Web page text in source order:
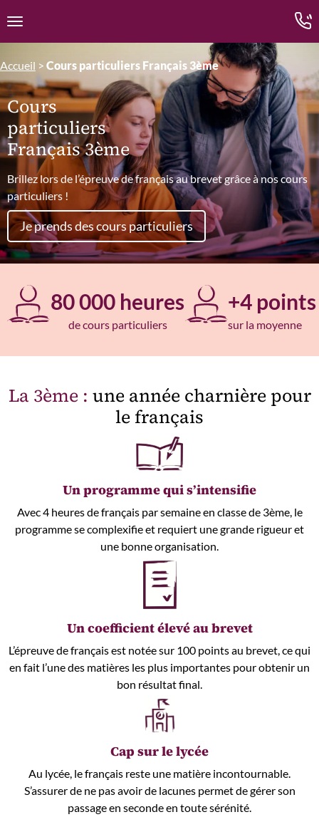
Ouvrir la navigation
Accueil > Cours particuliers Français 3ème
Cours
particuliers
Français 3ème
Brillez lors de l’épreuve de français au brevet grâce à nos cours
particuliers !
Je prends des cours particuliers
80 000 heures
de cours particuliers
+4 points
sur la moyenne
La 3ème : une année charnière pour
le français
Un programme qui s’intensifie
Avec 4 heures de français par semaine en classe de 3ème, le
programme se complexifie et requiert une grande rigueur et
une bonne organisation.
Un coefficient élevé au brevet
L’épreuve de français est notée sur 100 points au brevet, ce qui
en fait l’une des matières les plus importantes pour obtenir un
bon résultat final.
Cap sur le lycée
Au lycée, le français reste une matière incontournable.
S’assurer de ne pas avoir de lacunes permet de gérer son
passage en seconde en toute sérénité.